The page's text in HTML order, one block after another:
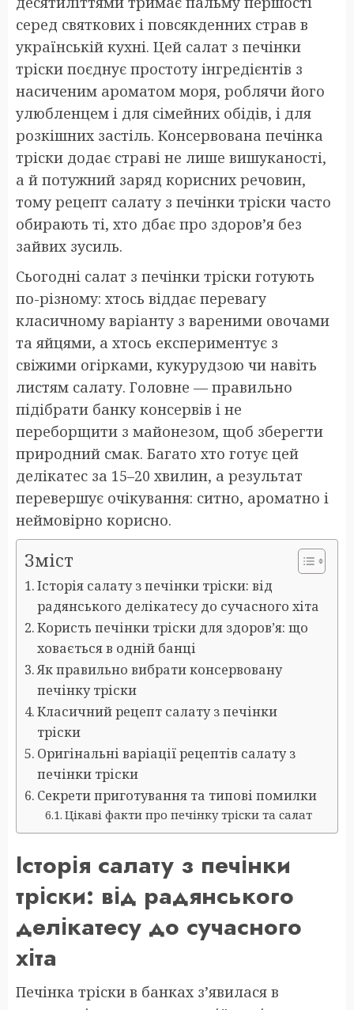
серед святкових і повсякденних страв в
українській кухні. Цей салат з печінки
тріски поєднує простоту інгредієнтів з
насиченим ароматом моря, роблячи його
улюбленцем і для сімейних обідів, і для
розкішних застіль. Консервована печінка
тріски додає страві не лише вишуканості,
а й потужний заряд корисних речовин,
тому рецепт салату з печінки тріски часто
обирають ті, хто дбає про здоров’я без
зайвих зусиль.
Сьогодні салат з печінки тріски готують
по-різному: хтось віддає перевагу
класичному варіанту з вареними овочами
та яйцями, а хтось експериментує з
свіжими огірками, кукурудзою чи навіть
листям салату. Головне — правильно
підібрати банку консервів і не
переборщити з майонезом, щоб зберегти
природний смак. Багато хто готує цей
делікатес за 15–20 хвилин, а результат
перевершує очікування: ситно, ароматно і
неймовірно корисно.
Зміст
Історія салату з печінки тріски: від
радянського делікатесу до сучасного хітa
Користь печінки тріски для здоров’я: що
ховається в одній банці
Як правильно вибрати консервовану
печінку тріски
Класичний рецепт салату з печінки
тріски
Оригінальні варіації рецептів салату з
печінки тріски
Секрети приготування та типові помилки
Цікаві факти про печінку тріски та салат
Історія салату з печінки
тріски: від радянського
делікатесу до сучасного
хітa
Печінка тріски в банках з’явилася в